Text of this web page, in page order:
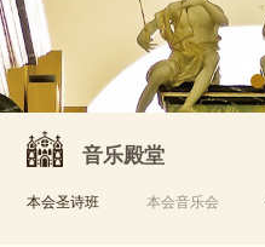
音乐殿堂
本会圣诗班 本会音乐会